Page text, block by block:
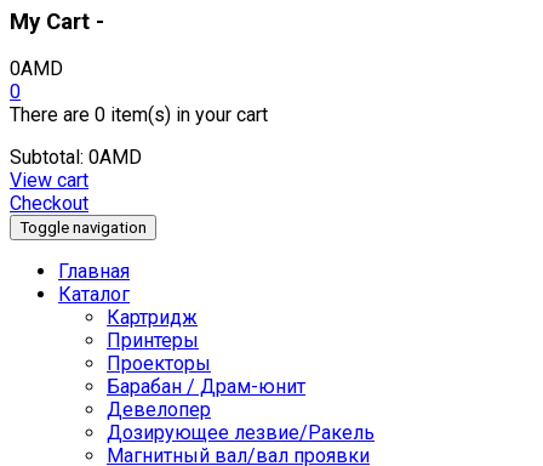
My Cart -
0AMD
0
There are 0 item(s) in your cart
Subtotal: 0AMD
View cart
Checkout
Toggle navigation
Главная
Каталог
Картридж
Принтеры
Проекторы
Барабан / Драм-юнит
Девелопер
Дозирующее лезвие/Ракель
Магнитный вал/вал проявки